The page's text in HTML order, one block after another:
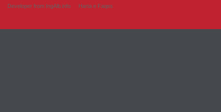
Developer from IngAlb.info Harta e Faqes